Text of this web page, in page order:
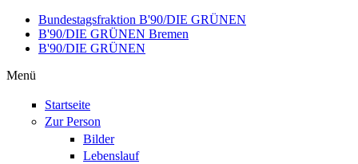
Direkt zum Inhalt
Bundestagsfraktion B'90/DIE GRÜNEN
B'90/DIE GRÜNEN Bremen
B'90/DIE GRÜNEN
Menü
Startseite
Zur Person
Bilder
Lebenslauf